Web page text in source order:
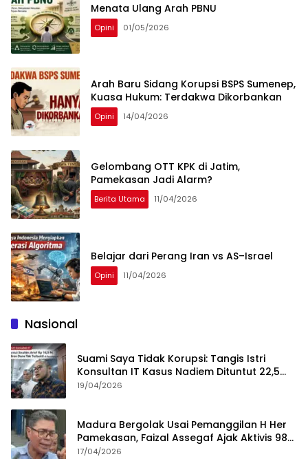
Menata Ulang Arah PBNU
Opini 01/05/2026
Arah Baru Sidang Korupsi BSPS Sumenep,
Kuasa Hukum: Terdakwa Dikorbankan
Opini 14/04/2026
Gelombang OTT KPK di Jatim,
Pamekasan Jadi Alarm?
Berita Utama 11/04/2026
Belajar dari Perang Iran vs AS–Israel
Opini 11/04/2026
Nasional
Suami Saya Tidak Korupsi: Tangis Istri
Konsultan IT Kasus Nadiem Dituntut 22,5
Tahun
19/04/2026
Madura Bergolak Usai Pemanggilan H Her
Pamekasan, Faizal Assegaf Ajak Aktivis 98
Bongkar Permainan KPK
17/04/2026